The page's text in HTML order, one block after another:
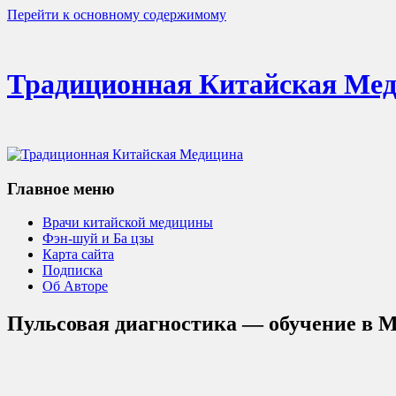
Перейти к основному содержимому
Традиционная Китайская
Главное меню
Врачи китайской медицины
Фэн-шуй и Ба цзы
Карта сайта
Подписка
Об Авторе
Пульсовая диагностика — обучение в